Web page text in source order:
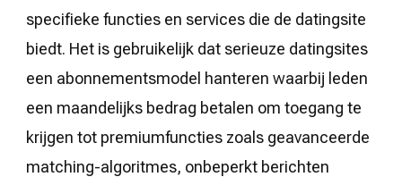
specifieke functies en services die de datingsite
biedt. Het is gebruikelijk dat serieuze datingsites
een abonnementsmodel hanteren waarbij leden
een maandelijks bedrag betalen om toegang te
krijgen tot premiumfuncties zoals geavanceerde
matching-algoritmes, onbeperkt berichten